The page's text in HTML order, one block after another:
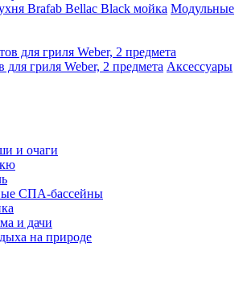
Brafab Bellac Black мойка Модульные
гриля Weber, 2 предмета Аксессуары
и очаги
СПА-бассейны
и дачи
на природе